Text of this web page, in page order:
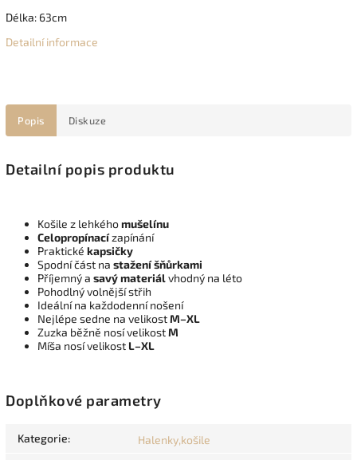
Délka: 63cm
Detailní informace
Popis Diskuze
Detailní popis produktu
Košile z lehkéhomušelínu
Celopropínacízapínání
Praktické kapsičky
Spodní část na stažení šňůrkami
Příjemný a savý materiálvhodný na léto
Pohodlný volnější střih
Ideální na každodenní nošení
Nejlépe sedne na velikostM–XL
Zuzka běžně nosí velikostM
Míša nosí velikost L–XL
Doplňkové parametry
Kategorie: Halenky,košile